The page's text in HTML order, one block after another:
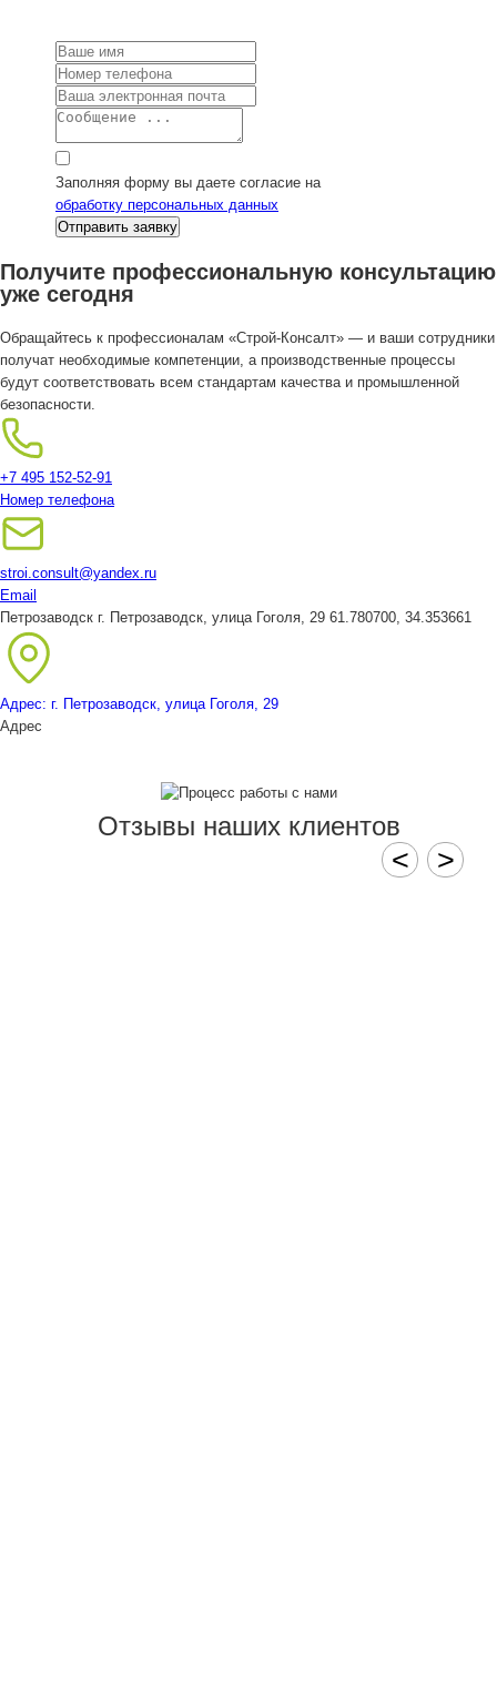
Заполняя форму вы даете согласие на
обработку персональных данных
Получите профессиональную консультацию
уже сегодня
Обращайтесь к профессионалам «Строй-Консалт» — и ваши сотрудники
получат необходимые компетенции, а производственные процессы
будут соответствовать всем стандартам качества и промышленной
безопасности.
+7 495 152-52-91
Номер телефона
stroi.consult@yandex.ru
Email
Петрозаводск г. Петрозаводск, улица Гоголя, 29 61.780700, 34.353661
Адрес: г. Петрозаводск, улица Гоголя, 29
Адрес
Отзывы наших клиентов
< >